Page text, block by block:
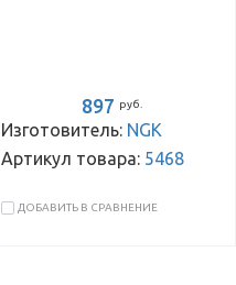
897 руб.
Изготовитель: NGK
Артикул товара: 5468
ДОБАВИТЬ В СРАВНЕНИЕ